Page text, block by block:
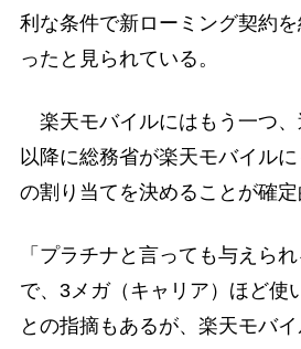
利な条件で新ローミング契約
ったと見られている。
楽天モバイルにはもう一つ、
以降に総務省が楽天モバイル
の割り当てを決めることが確定
「プラチナと言っても与えら
で、3メガ（キャリア）ほど使
との指摘もあるが、楽天モバ